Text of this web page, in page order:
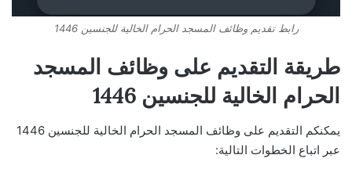
رابط تقديم وظائف المسجد الحرام الخالية للجنسين 1446
طريقة التقديم على وظائف المسجد
الحرام الخالية للجنسين 1446
يمكنكم التقديم على وظائف المسجد الحرام الخالية للجنسين 1446
عبر اتباع الخطوات التالية: